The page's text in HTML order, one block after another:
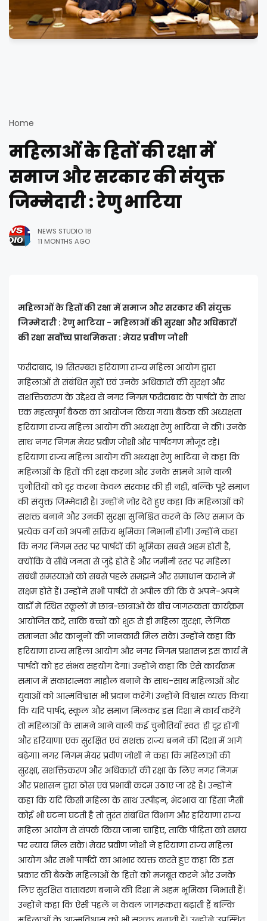
Home
महिलाओं के हितों की रक्षा में
समाज और सरकार की संयुक्त
जिम्मेदारी : रेणु भाटिया
NEWS STUDIO 18
11 MONTHS AGO
महिलाओं के हितों की रक्षा में समाज और सरकार की संयुक्त
जिम्मेदारी : रेणु भाटिया - महिलाओं की सुरक्षा और अधिकारों
की रक्षा सर्वोच्च प्राथमिकता : मेयर प्रवीण जोशी
फरीदाबाद, 19 सितम्बर। हरियाणा राज्य महिला आयोग द्वारा
महिलाओं से संबंधित मुद्दों एवं उनके अधिकारों की सुरक्षा और
सशक्तिकरण के उद्देश्य से नगर निगम फरीदाबाद के पार्षदों के साथ
एक महत्वपूर्ण बैठक का आयोजन किया गया। बैठक की अध्यक्षता
हरियाणा राज्य महिला आयोग की अध्यक्षा रेणु भाटिया ने की। उनके
साथ नगर निगम मेयर प्रवीण जोशी और पार्षदगण मौजूद रहे।
हरियाणा राज्य महिला आयोग की अध्यक्षा रेणु भाटिया ने कहा कि
महिलाओं के हितों की रक्षा करना और उनके सामने आने वाली
चुनौतियों को दूर करना केवल सरकार की ही नहीं, बल्कि पूरे समाज
की संयुक्त जिम्मेदारी है। उन्होंने जोर देते हुए कहा कि महिलाओं को
सशक्त बनाने और उनकी सुरक्षा सुनिश्चित करने के लिए समाज के
प्रत्येक वर्ग को अपनी सक्रिय भूमिका निभानी होगी। उन्होंने कहा
कि नगर निगम स्तर पर पार्षदों की भूमिका सबसे अहम होती है,
क्योंकि वे सीधे जनता से जुड़े होते हैं और जमीनी स्तर पर महिला
संबंधी समस्याओं को सबसे पहले समझने और समाधान कराने में
सक्षम होते हैं। उन्होंने सभी पार्षदों से अपील की कि वे अपने-अपने
वार्डों में स्थित स्कूलों में छात्र-छात्राओं के बीच जागरूकता कार्यक्रम
आयोजित करें, ताकि बच्चों को शुरू से ही महिला सुरक्षा, लैंगिक
समानता और कानूनों की जानकारी मिल सके। उन्होंने कहा कि
हरियाणा राज्य महिला आयोग और नगर निगम प्रशासन इस कार्य में
पार्षदों को हर संभव सहयोग देगा। उन्होंने कहा कि ऐसे कार्यक्रम
समाज में सकारात्मक माहौल बनाने के साथ-साथ महिलाओं और
युवाओं को आत्मविश्वास भी प्रदान करेंगे। उन्होंने विश्वास व्यक्त किया
कि यदि पार्षद, स्कूल और समाज मिलकर इस दिशा में कार्य करेंगे
तो महिलाओं के सामने आने वाली कई चुनौतियाँ स्वतः ही दूर होंगी
और हरियाणा एक सुरक्षित एवं सशक्त राज्य बनने की दिशा में आगे
बढ़ेगा। नगर निगम मेयर प्रवीण जोशी ने कहा कि महिलाओं की
सुरक्षा, सशक्तिकरण और अधिकारों की रक्षा के लिए नगर निगम
और प्रशासन द्वारा ठोस एवं प्रभावी कदम उठाए जा रहे हैं। उन्होंने
कहा कि यदि किसी महिला के साथ उत्पीड़न, भेदभाव या हिंसा जैसी
कोई भी घटना घटती है तो तुरंत संबंधित विभाग और हरियाणा राज्य
महिला आयोग से संपर्क किया जाना चाहिए, ताकि पीड़िता को समय
पर न्याय मिल सके। मेयर प्रवीण जोशी ने हरियाणा राज्य महिला
आयोग और सभी पार्षदों का आभार व्यक्त करते हुए कहा कि इस
प्रकार की बैठकें महिलाओं के हितों को मजबूत करने और उनके
लिए सुरक्षित वातावरण बनाने की दिशा में अहम भूमिका निभाती हैं।
उन्होंने कहा कि ऐसी पहलें न केवल जागरूकता बढ़ाती हैं बल्कि